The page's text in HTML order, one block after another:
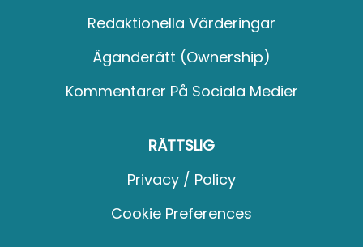
Redaktionella Värderingar
Äganderätt (Ownership)
Kommentarer På Sociala Medier
RÄTTSLIG
Privacy / Policy
Cookie Preferences